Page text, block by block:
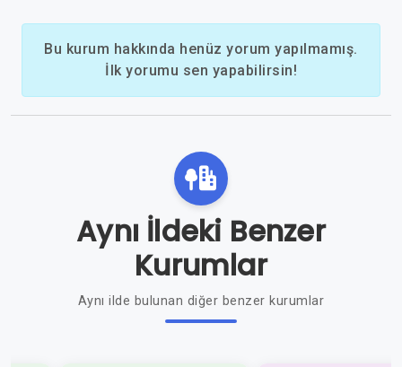
Bu kurum hakkında henüz yorum yapılmamış.
İlk yorumu sen yapabilirsin!
Aynı İldeki Benzer
Kurumlar
Aynı ilde bulunan diğer benzer kurumlar